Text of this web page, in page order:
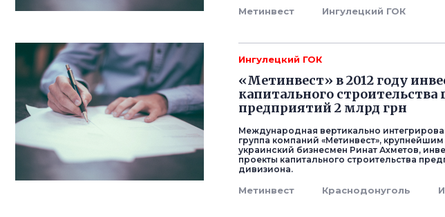
Метинвест Ингулецкий ГОК
Ингулецкий ГОК
«Метинвест» в 2012 году
капитального
предприятий 2 млрд грн
Международная вертикально
группа компаний «Метинвест»,
украинский бизнесмен Ринат Ахметов,
проекты капитального строительства
дивизиона.
Метинвест Краснодонуголь